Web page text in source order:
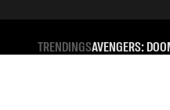
TRENDINGSAVENGERS: